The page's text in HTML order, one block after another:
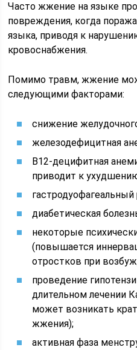
Часто жжение на языке
повреждения, когда
языка, приводя к
кровоснабжения.
Помимо травм, жжение
следующими факторами:
снижение
железодефицитная
B12-децифитная
приводит к
диабетическая
некоторые
(повышается
отростков при
проведение
длительном лечении
может возникать
жжения);
активная фаза